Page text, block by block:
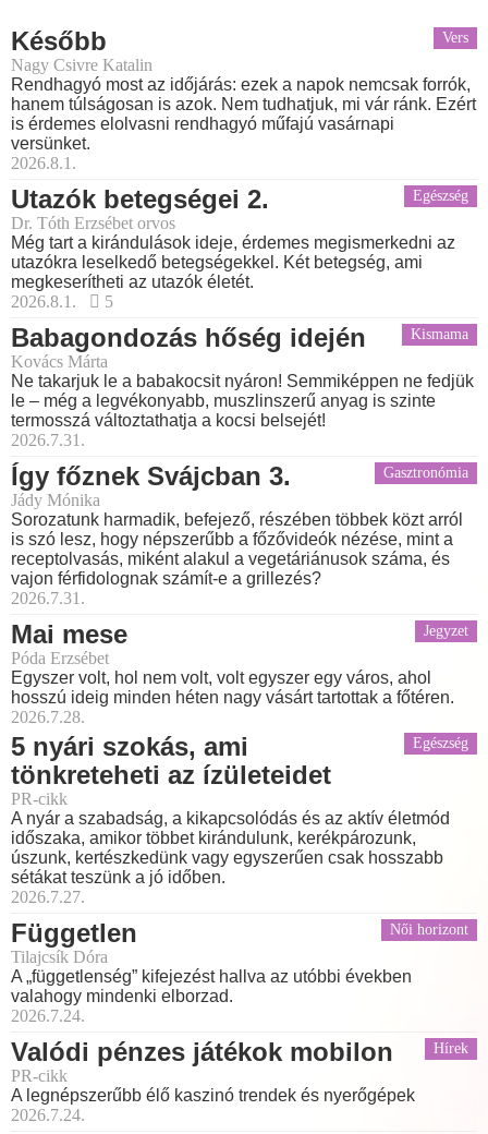
Vers
Később
Nagy Csivre Katalin
Rendhagyó most az időjárás: ezek a napok nemcsak forrók,
hanem túlságosan is azok. Nem tudhatjuk, mi vár ránk. Ezért
is érdemes elolvasni rendhagyó műfajú vasárnapi
versünket.
2026.8.1.
Egészség
Utazók betegségei 2.
Dr. Tóth Erzsébet orvos
Még tart a kirándulások ideje, érdemes megismerkedni az
utazókra leselkedő betegségekkel. Két betegség, ami
megkeserítheti az utazók életét.
2026.8.1.
5
Kismama
Babagondozás hőség idején
Kovács Márta
Ne takarjuk le a babakocsit nyáron! Semmiképpen ne fedjük
le – még a legvékonyabb, muszlinszerű anyag is szinte
termosszá változtathatja a kocsi belsejét!
2026.7.31.
Gasztronómia
Így főznek Svájcban 3.
Jády Mónika
Sorozatunk harmadik, befejező, részében többek közt arról
is szó lesz, hogy népszerűbb a főzővideók nézése, mint a
receptolvasás, miként alakul a vegetáriánusok száma, és
vajon férfidolognak számít-e a grillezés?
2026.7.31.
Jegyzet
Mai mese
Póda Erzsébet
Egyszer volt, hol nem volt, volt egyszer egy város, ahol
hosszú ideig minden héten nagy vásárt tartottak a főtéren.
2026.7.28.
Egészség
5 nyári szokás, ami
tönkreteheti az ízületeidet
PR-cikk
A nyár a szabadság, a kikapcsolódás és az aktív életmód
időszaka, amikor többet kirándulunk, kerékpározunk,
úszunk, kertészkedünk vagy egyszerűen csak hosszabb
sétákat teszünk a jó időben.
2026.7.27.
Női horizont
Független
Tilajcsík Dóra
A „függetlenség” kifejezést hallva az utóbbi években
valahogy mindenki elborzad.
2026.7.24.
Hírek
Valódi pénzes játékok mobilon
PR-cikk
A legnépszerűbb élő kaszinó trendek és nyerőgépek
2026.7.24.